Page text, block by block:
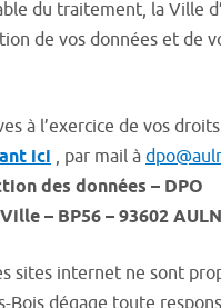
du traitement, la Ville
de vos données et de
à l’exercice de vos
ici , par mail à
des données – DPO
– BP56 – 93602
sites internet ne sont
Bois dégage toute